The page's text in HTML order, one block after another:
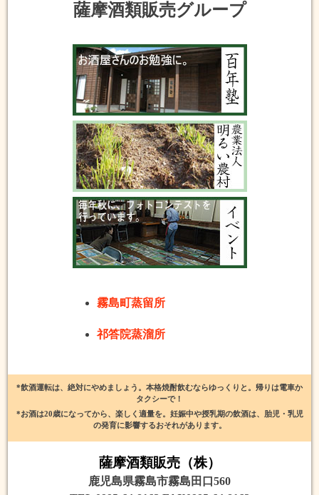
薩摩酒類販売グループ
霧島町蒸留所
祁答院蒸溜所
*飲酒運転は、絶対にやめましょう。本格焼酎飲むならゆっくりと。帰りは電車か
タクシーで！
*お酒は20歳になってから、楽しく適量を。妊娠中や授乳期の飲酒は、胎児・乳児
の発育に影響するおそれがあります。
薩摩酒類販売（株）
鹿児島県霧島市霧島田口560